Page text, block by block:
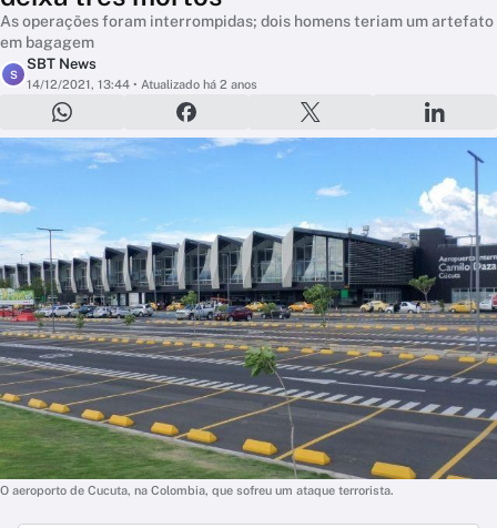
As operações foram interrompidas; dois homens teriam um artefato
em bagagem
S
SBT News
14/12/2021, 13:44 • Atualizado há 2 anos
O aeroporto de Cucuta, na Colombia, que sofreu um ataque terrorista.